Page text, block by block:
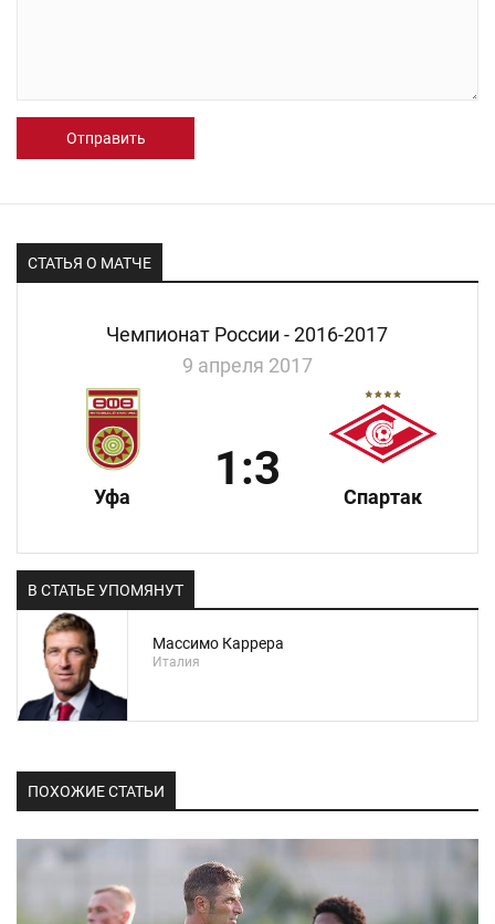
Отправить
СТАТЬЯ О МАТЧЕ
Чемпионат России - 2016-2017
9 апреля 2017
Уфа
1:3
Спартак
В СТАТЬЕ УПОМЯНУТ
Массимо Каррера
Италия
ПОХОЖИЕ СТАТЬИ